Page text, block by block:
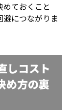
めておくこと
につながりま
しコスト
め方の裏